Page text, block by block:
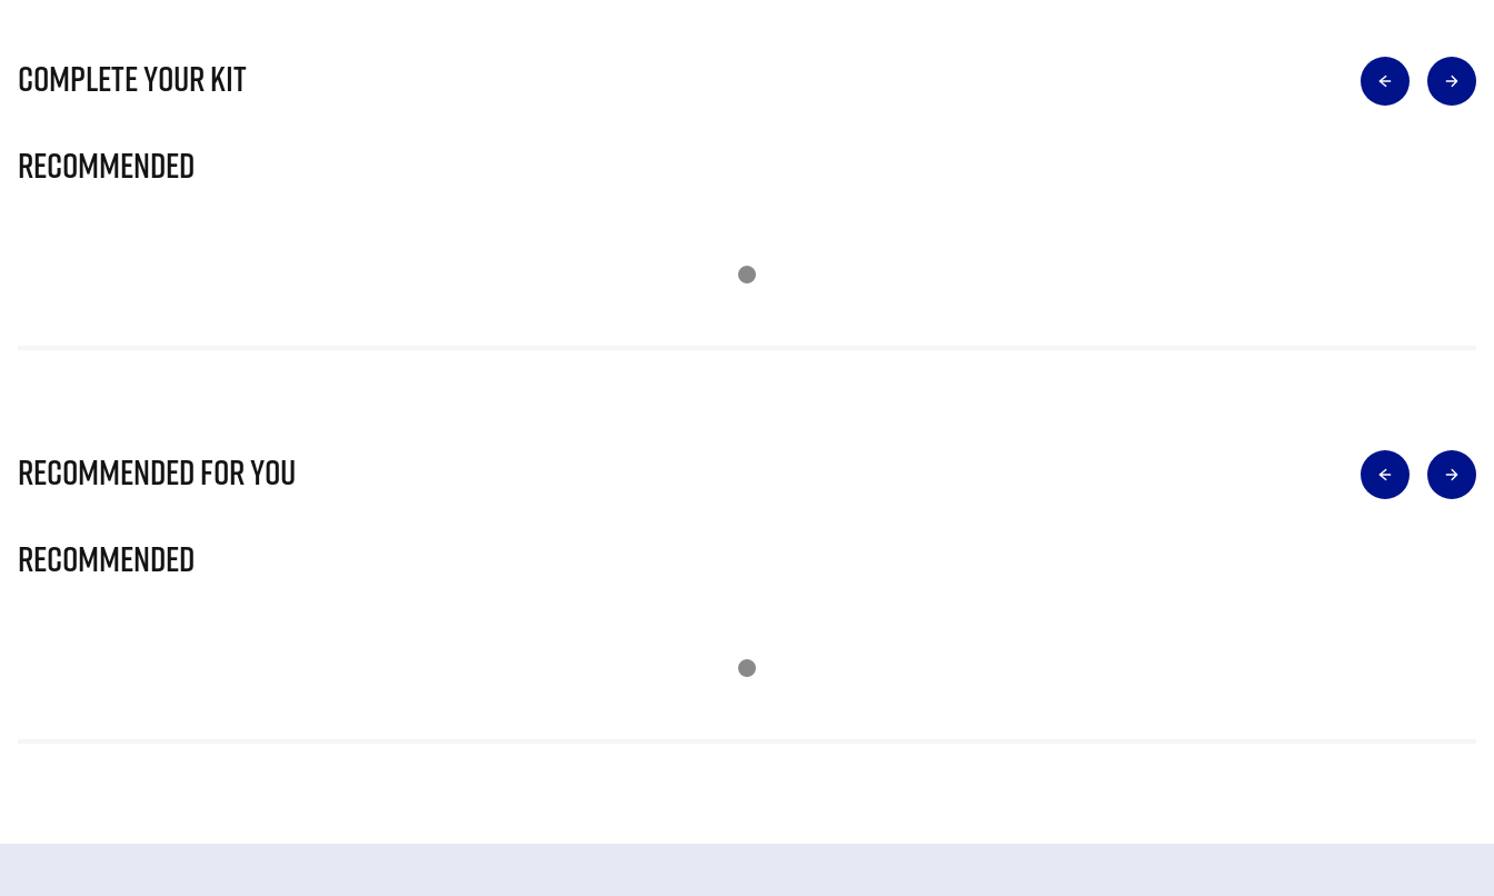
Complete Your Kit
Recommended
Recommended for you
Recommended